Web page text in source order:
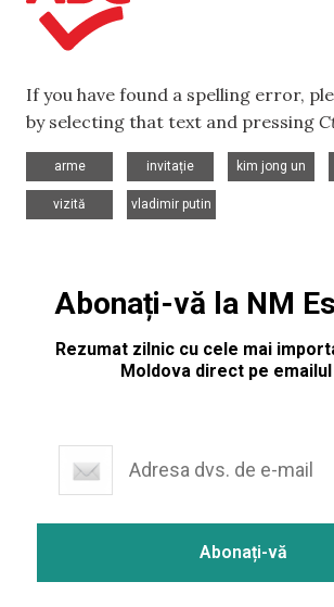
If you have found a spelling error,
by selecting that text and pressing
arme
invitație
kim jong un
vizită
vladimir putin
Abonați-vă la NM
Rezumat zilnic cu cele mai
Moldova direct pe